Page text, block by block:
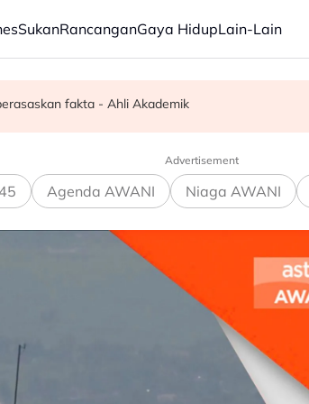
SukanRancanganGaya HidupLain-Lain
samurai di Mukah
fakta - Ahli Akademik
pasukan petugas strategik TVET 2.0
Advertisement
Agenda AWANI Niaga AWANI